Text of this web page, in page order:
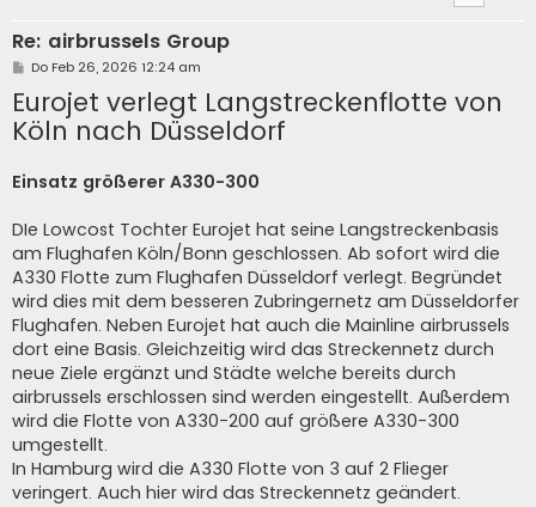
Re: airbrussels Group
B
i
t
r
a
Do Feb 26, 2026 12:24 am
Eurojet verlegt Langstreckenflotte von
Köln nach Düsseldorf
Einsatz größerer A330-300
DIe Lowcost Tochter Eurojet hat seine Langstreckenbasis
am Flughafen Köln/Bonn geschlossen. Ab sofort wird die
A330 Flotte zum Flughafen Düsseldorf verlegt. Begründet
wird dies mit dem besseren Zubringernetz am Düsseldorfer
Flughafen. Neben Eurojet hat auch die Mainline airbrussels
dort eine Basis. Gleichzeitig wird das Streckennetz durch
neue Ziele ergänzt und Städte welche bereits durch
airbrussels erschlossen sind werden eingestellt. Außerdem
wird die Flotte von A330-200 auf größere A330-300
umgestellt.
In Hamburg wird die A330 Flotte von 3 auf 2 Flieger
veringert. Auch hier wird das Streckennetz geändert.